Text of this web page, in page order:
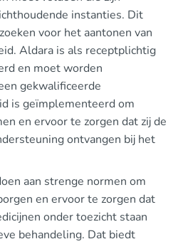
instanties. Dit
voor het aantonen van
Aldara is als receptplichtig
en moet worden
gekwalificeerde
is geïmplementeerd om
en ervoor te zorgen dat zij de
ontvangen bij het
aan strenge normen om
en ervoor te zorgen dat
onder toezicht staan
behandeling. Dat biedt